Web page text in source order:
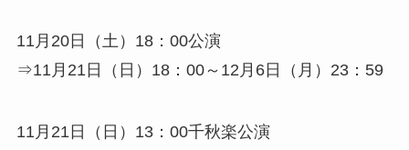
11月20日（土）18：00公演
⇒11月21日（日）18：00～12月6日（月）23：59
11月21日（日）13：00千秋楽公演